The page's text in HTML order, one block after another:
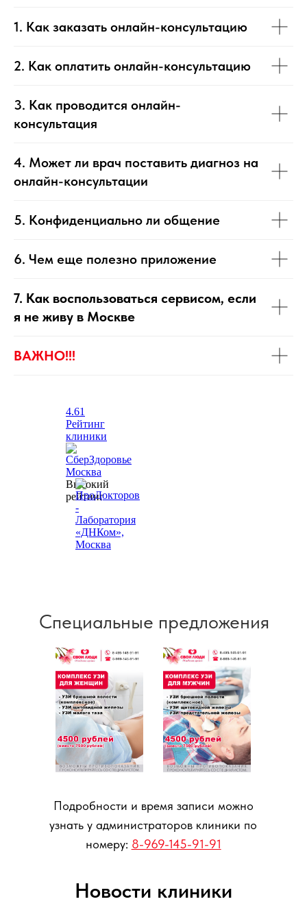
1. Как заказать онлайн-консультацию
2. Как оплатить онлайн-консультацию
3. Как проводится онлайн-
консультация
4. Может ли врач поставить диагноз на
онлайн-консультации
5. Конфиденциально ли общение
6. Чем еще полезно приложение
7. Как воспользоваться сервисом, если
я не живу в Москве
ВАЖНО!!!
4.61
Рейтинг
клиники
Высокий
рейтинг
Новости клиники